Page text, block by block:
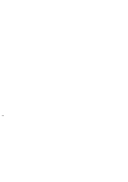
-